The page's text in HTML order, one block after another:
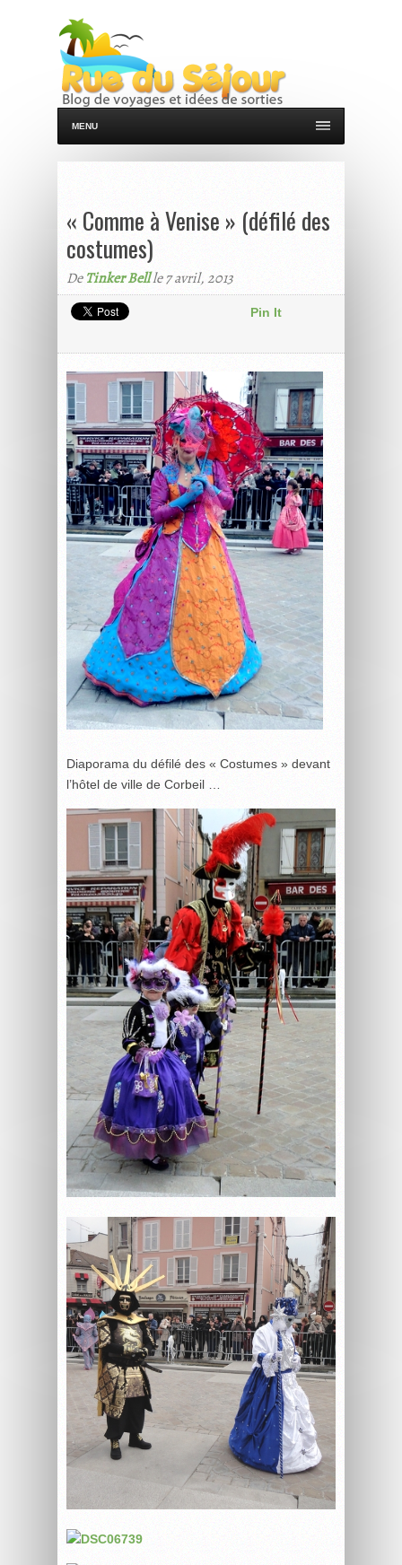
MENU
« Comme à Venise » (défilé des
costumes)
DeTinker Bellle 7 avril, 2013
Pin It
Diaporama du défilé des « Costumes » devant
l’hôtel de ville de Corbeil …